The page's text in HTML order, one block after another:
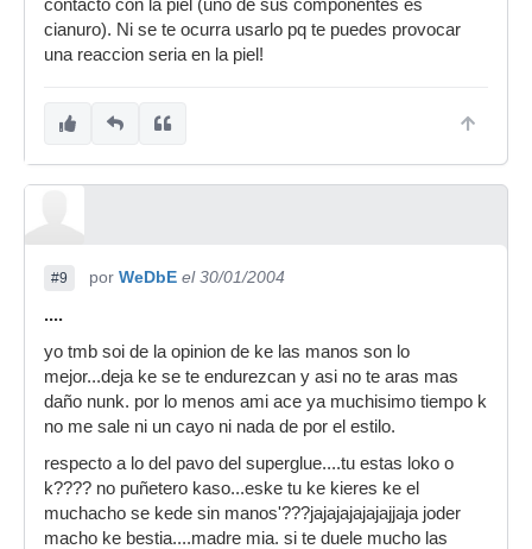
contacto con la piel (uno de sus componentes es
cianuro). Ni se te ocurra usarlo pq te puedes provocar
una reaccion seria en la piel!
#9 por WeDbE el 30/01/2004
....
yo tmb soi de la opinion de ke las manos son lo
mejor...deja ke se te endurezcan y asi no te aras mas
daño nunk. por lo menos ami ace ya muchisimo tiempo k
no me sale ni un cayo ni nada de por el estilo.
respecto a lo del pavo del superglue....tu estas loko o
k???? no puñetero kaso...eske tu ke kieres ke el
muchacho se kede sin manos'???jajajajajajajjaja joder
macho ke bestia....madre mia. si te duele mucho las